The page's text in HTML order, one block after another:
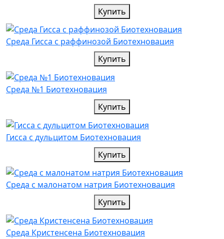
Купить
Среда Гисса с раффинозой Биотехновация
Купить
Среда №1 Биотехновация
Купить
Гисса с дульцитом Биотехновация
Купить
Среда с малонатом натрия Биотехновация
Купить
Среда Кристенсена Биотехновация